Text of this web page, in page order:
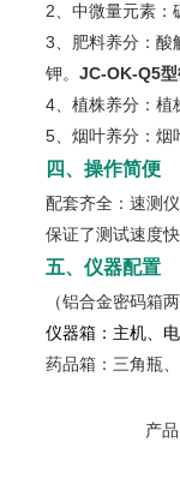
2、中微量元素：
3、肥料养分：酸
钾。 JC-OK-Q5
4、植株养分：植
5、烟叶养分：烟
四、操作简便
配套齐全：速测
保证了测试速度
五、仪器配置
（铝合金密码箱
仪器箱：主机、
药品箱：三角瓶
产